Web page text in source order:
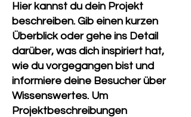
Hier kannst du dein Projekt
beschreiben. Gib einen kurzen
Überblick oder gehe ins Detail
darüber, was dich inspiriert hat,
wie du vorgegangen bist und
informiere deine Besucher über
Wissenswertes. Um
Projektbeschreibungen